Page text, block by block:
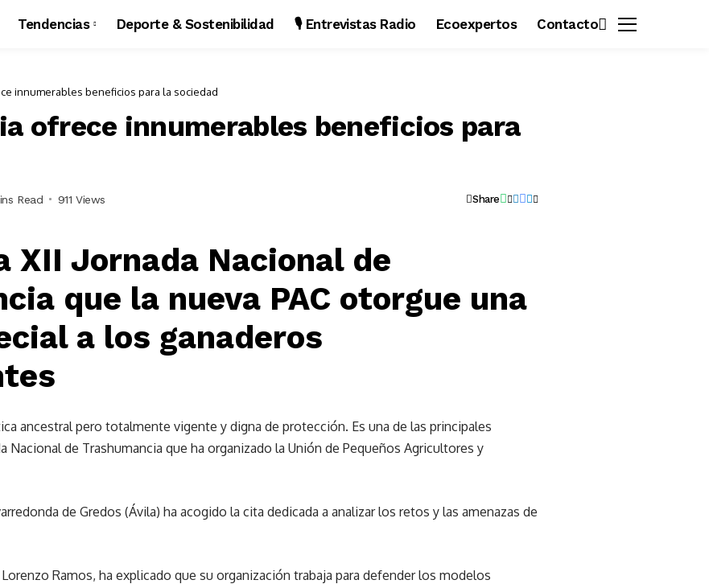
Tendencias Deporte & Sostenibilidad 🎙️ Entrevistas Radio Ecoexpertos Contacto
innumerables beneficios para la sociedad
ofrece innumerables beneficios para
Read 911 Views Share
XII Jornada Nacional de
que la nueva PAC otorgue una
a los ganaderos
ancestral pero totalmente vigente y digna de protección. Es una de las principales
Nacional de Trashumancia que ha organizado la Unión de Pequeños Agricultores y
de Gredos (Ávila) ha acogido la cita dedicada a analizar los retos y las amenazas de
Ramos, ha explicado que su organización trabaja para defender los modelos